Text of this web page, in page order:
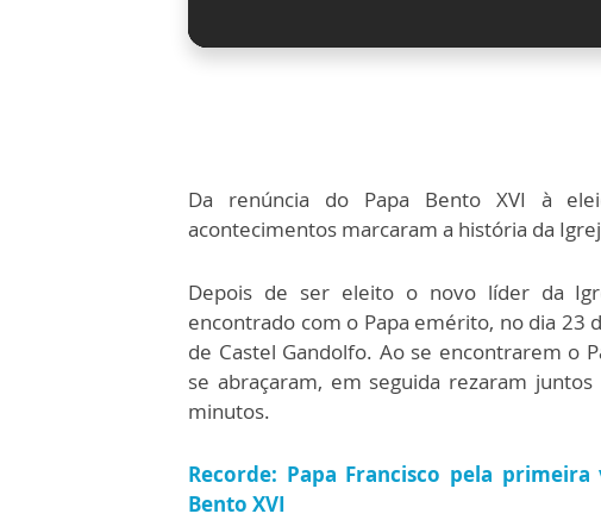
Da renúncia do Papa Bento XVI à
acontecimentos marcaram a história da
Depois de ser eleito o novo líder da
encontrado com o Papa emérito, no dia 23
de Castel Gandolfo. Ao se encontrarem o
se abraçaram, em seguida rezaram
minutos.
Recorde: Papa Francisco pela
Bento XVI